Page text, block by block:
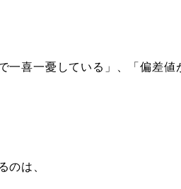
一喜一憂している」、「偏差
は、